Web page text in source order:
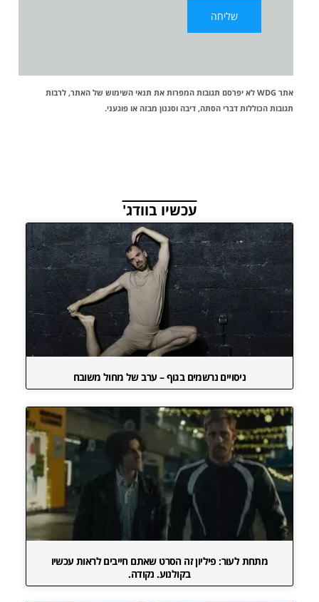
אתר WDG לא יפרסם תגובות המפרות את תנאי השימוש של האתר, לרבות
תגובות הכוללות דברי הסתה, דיבה וסגנון מבזה או פוגעני.
עכשיו בוודג'
ניסויים נרשמים בגוף – ערב של מחול משובח
מתחת לעור: פיליון זה הסרט שאתם חייבים לראות עכשיו
בקולנוע. נקודה.